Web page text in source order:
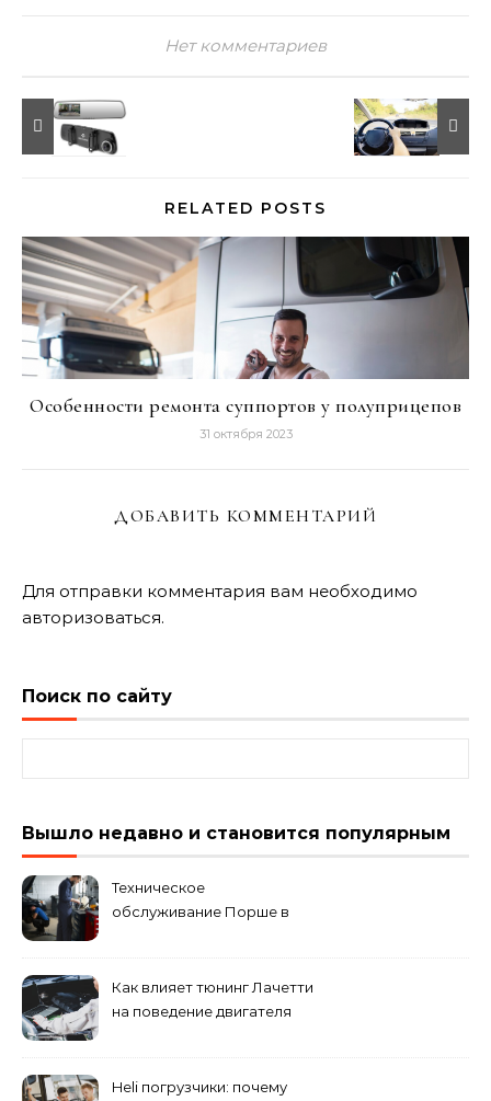
Нет комментариев
RELATED POSTS
Особенности ремонта суппортов у полуприцепов
31 октября 2023
ДОБАВИТЬ КОММЕНТАРИЙ
Для отправки комментария вам необходимо
авторизоваться.
Поиск по сайту
Вышло недавно и становится популярным
Техническое
обслуживание Порше в
Как влияет тюнинг Лачетти
на поведение двигателя
Heli погрузчики: почему